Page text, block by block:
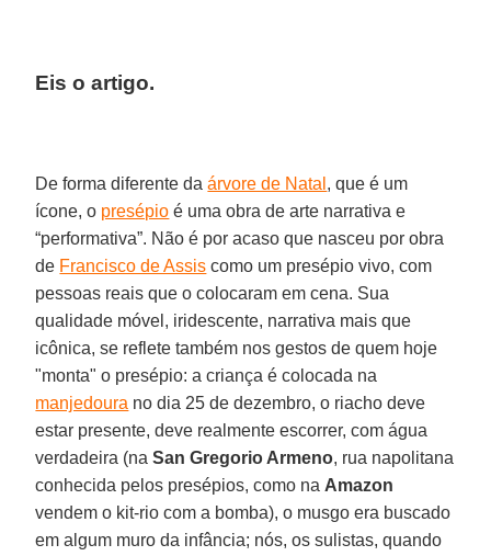
Eis o artigo.
De forma diferente daárvore de Natal , que é um
ícone, o presépio é uma obra de arte narrativa e
“performativa”. Não é por acaso que nasceu por obra
de Francisco de Assis como um presépio vivo, com
pessoas reais que o colocaram em cena. Sua
qualidade móvel, iridescente, narrativa mais que
icônica, se reflete também nos gestos de quem hoje
"monta" o presépio: a criança é colocada na
manjedoura no dia 25 de dezembro, o riacho deve
estar presente, deve realmente escorrer, com água
verdadeira (naSan Gregorio Armeno, rua napolitana
conhecida pelos presépios, como na Amazon
vendem o kit-rio com a bomba), o musgo era buscado
em algum muro da infância; nós, os sulistas, quando